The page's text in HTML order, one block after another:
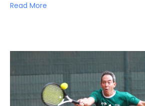
Read More